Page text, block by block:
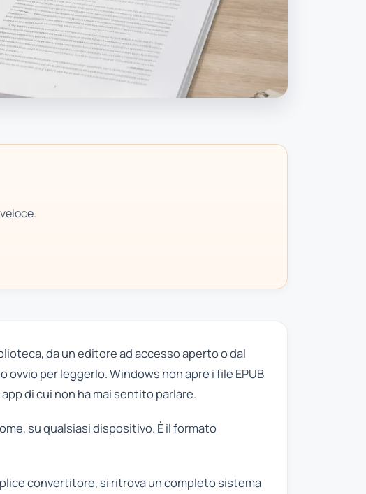
da un editore ad accesso aperto o dal
ovvio per leggerlo. Windows non apre i file EPUB
di cui non ha mai sentito parlare.
su qualsiasi dispositivo. È il formato
convertitore, si ritrova un completo sistema